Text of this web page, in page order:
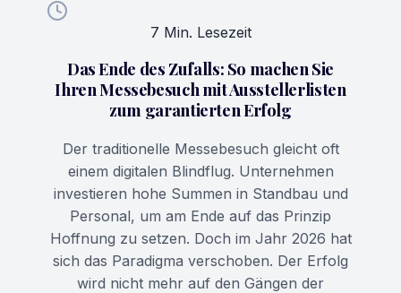
7 Min. Lesezeit
Das Ende des Zufalls: So machen Sie
Ihren Messebesuch mit Ausstellerlisten
zum garantierten Erfolg
Der traditionelle Messebesuch gleicht oft
einem digitalen Blindflug. Unternehmen
investieren hohe Summen in Standbau und
Personal, um am Ende auf das Prinzip
Hoffnung zu setzen. Doch im Jahr 2026 hat
sich das Paradigma verschoben. Der Erfolg
wird nicht mehr auf den Gängen der